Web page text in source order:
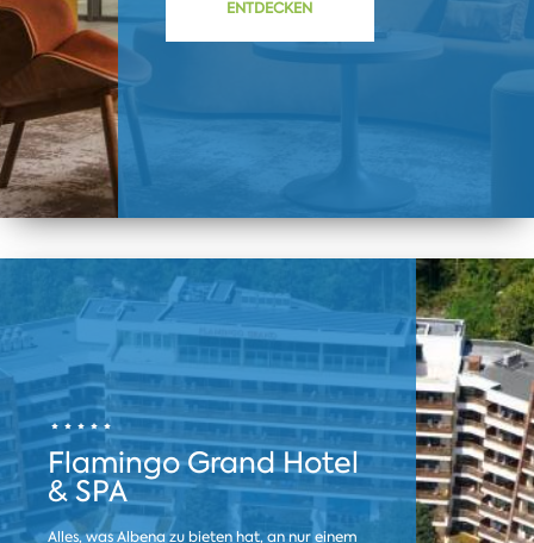
ENTDECKEN
Flamingo Grand Hotel
& SPA
Alles, was Albena zu bieten hat, an nur einem